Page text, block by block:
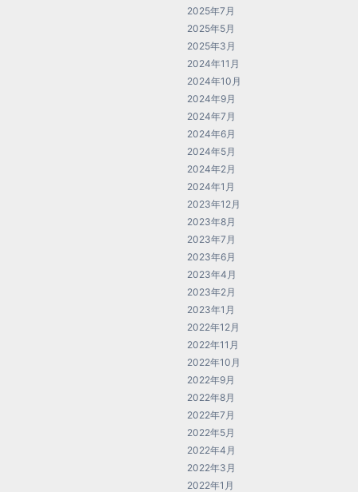
2025年7月
2025年5月
2025年3月
2024年11月
2024年10月
2024年9月
2024年7月
2024年6月
2024年5月
2024年2月
2024年1月
2023年12月
2023年8月
2023年7月
2023年6月
2023年4月
2023年2月
2023年1月
2022年12月
2022年11月
2022年10月
2022年9月
2022年8月
2022年7月
2022年5月
2022年4月
2022年3月
2022年1月